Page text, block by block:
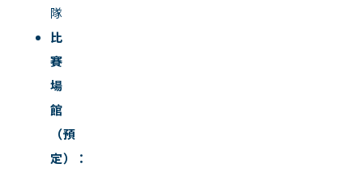
隊
比
賽
場
館
（預
定）：